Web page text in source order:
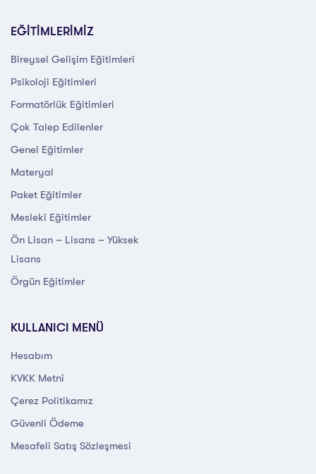
EĞİTİMLERİMİZ
Bireysel Gelişim Eğitimleri
Psikoloji Eğitimleri
Formatörlük Eğitimleri
Çok Talep Edilenler
Genel Eğitimler
Materyal
Paket Eğitimler
Mesleki Eğitimler
Ön Lisan – Lisans – Yüksek
Lisans
Örgün Eğitimler
KULLANICI MENÜ
Hesabım
KVKK Metni
Çerez Politikamız
Güvenli Ödeme
Mesafeli Satış Sözleşmesi